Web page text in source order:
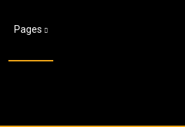
Pages